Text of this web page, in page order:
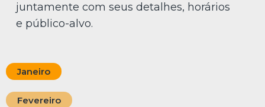
juntamente com seus detalhes, horários
e público-alvo.
Janeiro
Fevereiro